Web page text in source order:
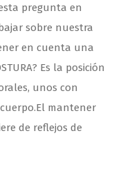
pregunta en
sobre nuestra
en cuenta una
Es la posición
unos con
mantener
de reflejos de